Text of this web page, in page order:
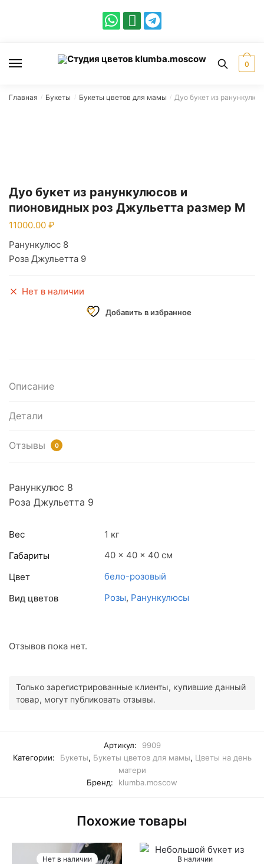
0
Главная / Букеты / Букеты цветов для мамы / Дуо букет из
Дуо букет из ранункулюсов и
пионовидных роз Джульетта размер M
11000.00
Ранункулюс 8
Роза Джульетта 9
Нет в наличии
Добавить в избранное
Описание
Детали
Отзывы 0
Ранункулюс 8
Роза Джульетта 9
Вес
1 кг
Габариты
40 × 40 × 40 см
Цвет
бело-розовый
Вид цветов
Розы, Ранункулюсы
Отзывов пока нет.
Только зарегистрированные клиенты, купившие данный
товар, могут публиковать отзывы.
Артикул:
9909
Категории:
Букеты, Букеты цветов для мамы, Цветы на день
матери
Бренд:
klumba.moscow
Похожие товары
Нет в наличии В наличии